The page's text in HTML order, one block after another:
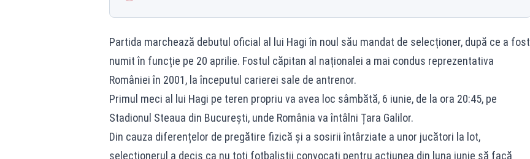
Partida marchează debutul oficial al lui Hagi în noul său mandat de selecționer, după ce a fost
numit în funcție pe 20 aprilie. Fostul căpitan al naționalei a mai condus reprezentativa
României în 2001, la începutul carierei sale de antrenor.
Primul meci al lui Hagi pe teren propriu va avea loc sâmbătă, 6 iunie, de la ora 20:45, pe
Stadionul Steaua din București, unde România va întâlni Țara Galilor.
Din cauza diferențelor de pregătire fizică și a sosirii întârziate a unor jucători la lot,
selecționerul a decis ca nu toți fotbaliștii convocați pentru acțiunea din luna iunie să facă